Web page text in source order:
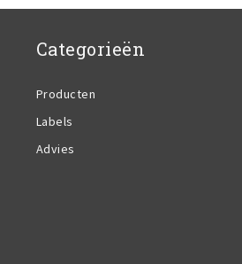
Categorieën
Producten
Labels
Advies